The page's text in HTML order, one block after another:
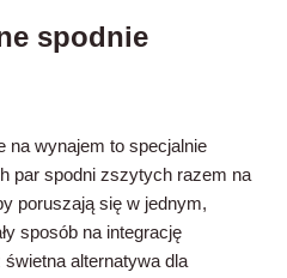
spodnie
na wynajem to specjalnie
par spodni zszytych razem na
poruszają się w jednym,
sposób na integrację
alternatywa dla